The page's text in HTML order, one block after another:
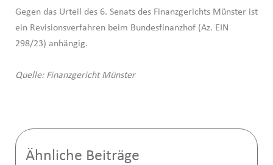
Gegen das Urteil des 6. Senats des Finanzgerichts Münster ist
ein Revisionsverfahren beim Bundesfinanzhof (Az. EIN
298/23) anhängig.
Quelle: Finanzgericht Münster
Ähnliche Beiträge